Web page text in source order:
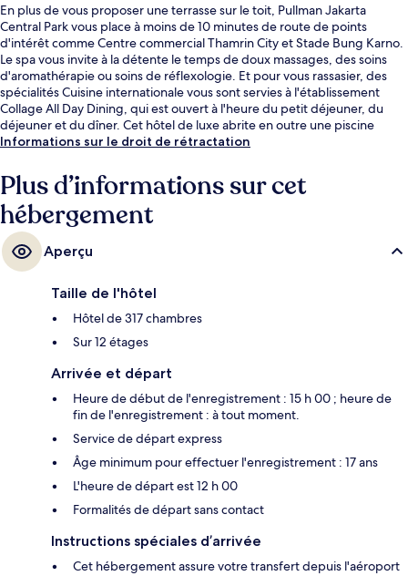
En plus de vous proposer une terrasse sur le toit, Pullman Jakarta
Central Park vous place à moins de 10 minutes de route de points
d'intérêt comme Centre commercial Thamrin City et Stade Bung Karno.
Le spa vous invite à la détente le temps de doux massages, des soins
d'aromathérapie ou soins de réflexologie. Et pour vous rassasier, des
spécialités Cuisine internationale vous sont servies à l'établissement
Collage All Day Dining, qui est ouvert à l'heure du petit déjeuner, du
déjeuner et du dîner. Cet hôtel de luxe abrite en outre une piscine
extérieure, un bar / salon et une salle de fitness ouverte 24 h/24. Les
de nombreux magasins.
Informations sur le droit de rétractation
Plus d’informations sur cet
hébergement
Aperçu
Taille de l'hôtel
Hôtel de 317 chambres
Sur 12 étages
Arrivée et départ
Heure de début de l'enregistrement : 15 h 00 ; heure de
fin de l'enregistrement : à tout moment.
Service de départ express
Âge minimum pour effectuer l'enregistrement : 17 ans
L'heure de départ est 12 h 00
Formalités de départ sans contact
Instructions spéciales d’arrivée
Cet hébergement assure votre transfert depuis l'aéroport